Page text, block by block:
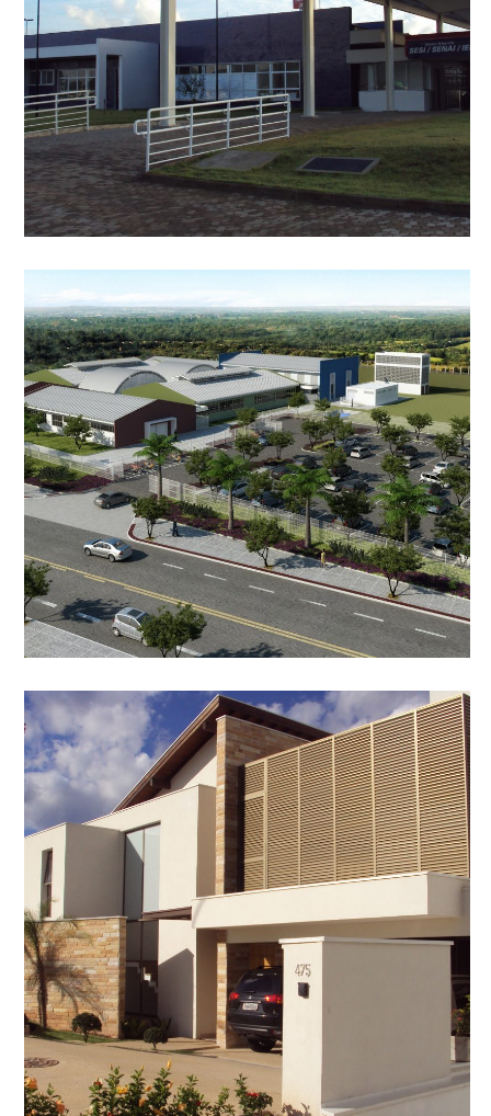
(em parceria com a arquiteta Melissa Corbett)